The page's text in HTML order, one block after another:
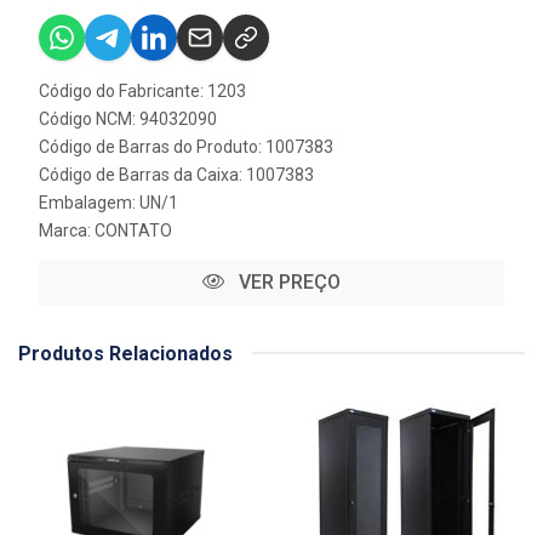
Código do Fabricante: 1203
Código NCM: 94032090
Código de Barras do Produto: 1007383
Código de Barras da Caixa: 1007383
Embalagem: UN/1
Marca: CONTATO
VER PREÇO
Produtos Relacionados